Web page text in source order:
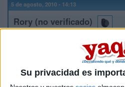
Su privacidad es
5 de agosto, 2010 - 14:13
Rory (no verificado)
Para empezar...que es lo q qieres
carrera que sea tendras mas
en septiembre.